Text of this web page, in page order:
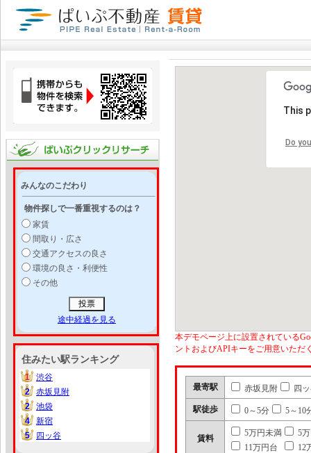
みんなのこだわり
物件探しで一番重視するのは？
家賃
間取り・広さ
交通アクセスの良さ
環境の良さ・利便性
その他
途中経過を見る
住みたい駅ランキング
1
1
渋谷
2
2
赤坂見附
2
2
池袋
4
4
新宿
5
5 四ッ谷
This
Do
本デモページ上に設置されている
ントおよびAPIキーをご用意いただ
最寄駅 赤坂見附 四
駅徒歩 0～5分 5～10
賃料
5万円未満
5
11万円台
12